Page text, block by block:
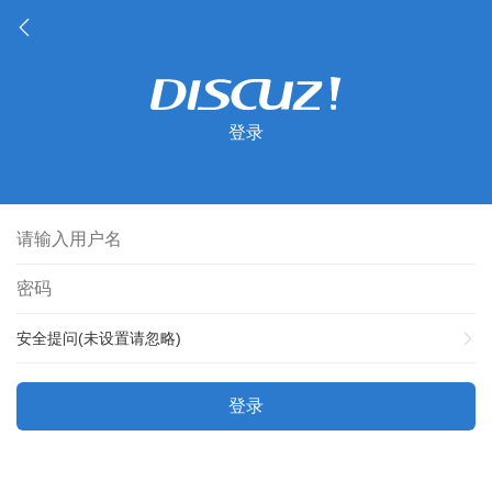
登录
安全提问(未设置请忽略)
登录